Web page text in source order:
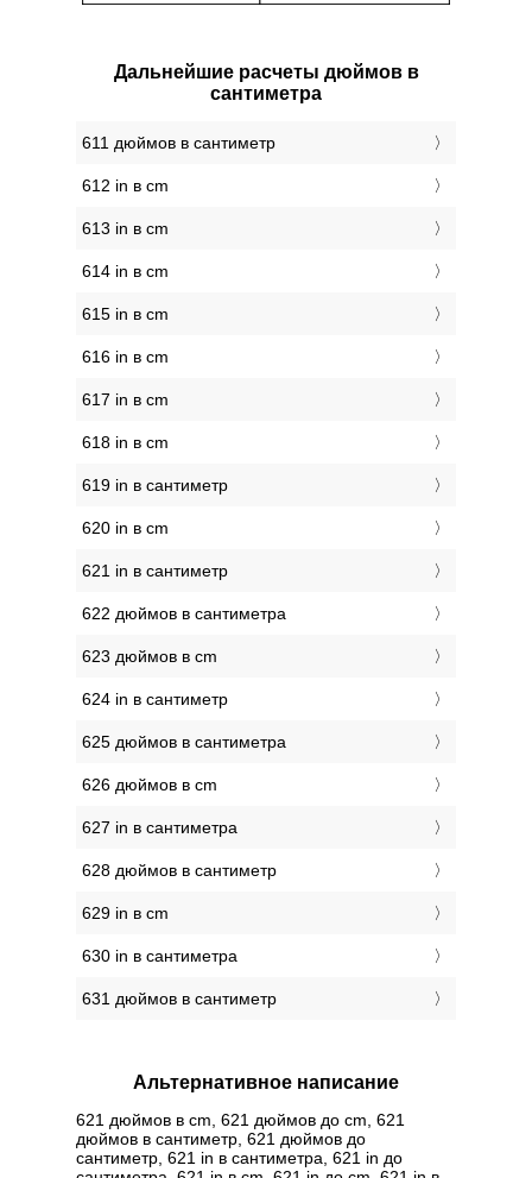
Дальнейшие расчеты дюймов в
сантиметра
611 дюймов в сантиметр
612 in в cm
613 in в cm
614 in в cm
615 in в cm
616 in в cm
617 in в cm
618 in в cm
619 in в сантиметр
620 in в cm
621 in в сантиметр
622 дюймов в сантиметра
623 дюймов в cm
624 in в сантиметр
625 дюймов в сантиметра
626 дюймов в cm
627 in в сантиметра
628 дюймов в сантиметр
629 in в cm
630 in в сантиметра
631 дюймов в сантиметр
Альтернативное написание
621 дюймов в cm, 621 дюймов до cm, 621
дюймов в сантиметр, 621 дюймов до
сантиметр, 621 in в сантиметра, 621 in до